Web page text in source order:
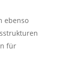
ebenso
für